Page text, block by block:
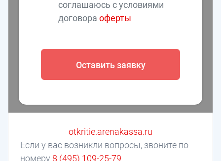
соглашаюсь с условиями
договораоферты
Оставить заявку
Если у вас возникли вопросы, звоните по
номеру 8 (495) 109-25-79
otkritie.arenakassa.ru